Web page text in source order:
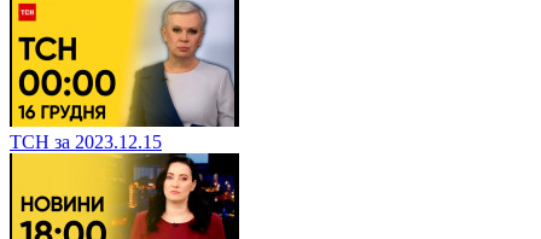
ТСН за 2023.12.15